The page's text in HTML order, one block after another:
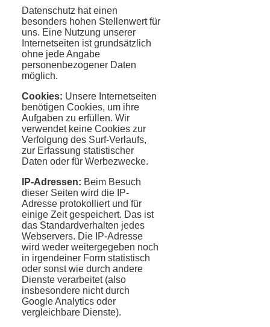
Datenschutz hat einen
besonders hohen Stellenwert für
uns. Eine Nutzung unserer
Internetseiten ist grundsätzlich
ohne jede Angabe
personenbezogener Daten
möglich.
Cookies: Unsere Internetseiten
benötigen Cookies, um ihre
Aufgaben zu erfüllen. Wir
verwendet keine Cookies zur
Verfolgung des Surf-Verlaufs,
zur Erfassung statistischer
Daten oder für Werbezwecke.
IP-Adressen: Beim Besuch
dieser Seiten wird die IP-
Adresse protokolliert und für
einige Zeit gespeichert. Das ist
das Standardverhalten jedes
Webservers. Die IP-Adresse
wird weder weitergegeben noch
in irgendeiner Form statistisch
oder sonst wie durch andere
Dienste verarbeitet (also
insbesondere nicht durch
Google Analytics oder
vergleichbare Dienste).